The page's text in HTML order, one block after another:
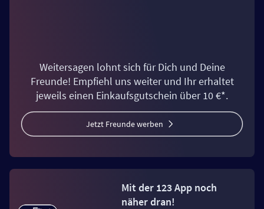
Weitersagen lohnt sich für Dich und Deine
Freunde! Empfiehl uns weiter und Ihr erhaltet
jeweils einen Einkaufsgutschein über 10 €*.
Jetzt Freunde werben
Mit der 123 App noch
näher dran!